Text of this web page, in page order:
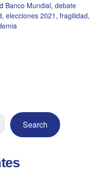
Banco Mundial, debate
, elecciones 2021 , fragilidad,